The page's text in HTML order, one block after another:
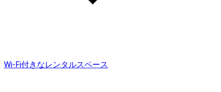
Wi-Fi付きなレンタルスペース